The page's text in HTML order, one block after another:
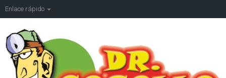
Enlace rápido